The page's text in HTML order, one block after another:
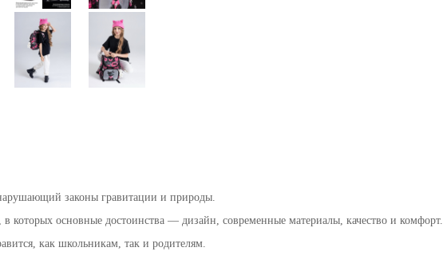
законы гравитации и природы.
которых основные достоинства — дизайн, современные материалы, качество и комфорт.
как школьникам, так и родителям.